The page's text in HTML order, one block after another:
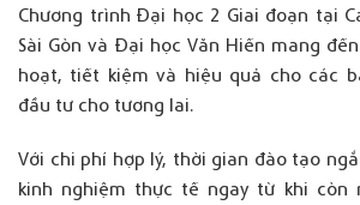
Chương trình Đại học 2 Giai đoạn tại
Sài Gònvà Đại học Văn Hiến mang đến
hoạt, tiết kiệm và hiệu quả cho các
đầu tư cho tương lai.
Với chi phí hợp lý, thời gian đào tạo
kinh nghiệm thực tế ngay từ khi còn